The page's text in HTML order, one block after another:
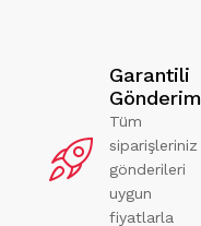
Garantili
Gönderim
Tüm
siparişleriniz
gönderileri
uygun
fiyatlarla